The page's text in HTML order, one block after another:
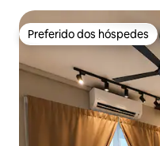
Preferido dos hóspedes
Preferido dos hóspedes